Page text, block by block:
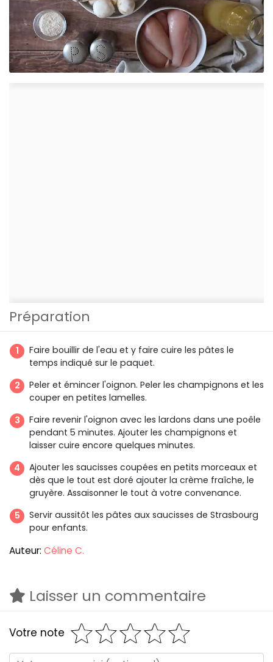
Préparation
Faire bouillir de l'eau et y faire cuire les pâtes le
temps indiqué sur le paquet.
Peler et émincer l'oignon. Peler les champignons et les
couper en petites lamelles.
Faire revenir l'oignon avec les lardons dans une poêle
pendant 5 minutes. Ajouter les champignons et
laisser cuire encore quelques minutes.
Ajouter les saucisses coupées en petits morceaux et
dès que le tout est doré ajouter la crème fraîche, le
gruyère. Assaisonner le tout à votre convenance.
Servir aussitôt les pâtes aux saucisses de Strasbourg
pour enfants.
Auteur: Céline C.
Laisser un commentaire
Votre note